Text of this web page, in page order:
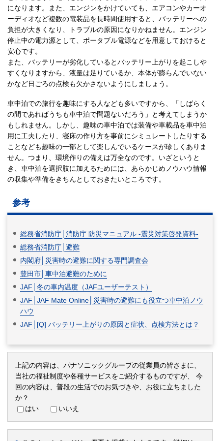
になります。また、エンジンをかけていても、エアコンやカーオ
ーディオなど複数の電装品を長時間使用すると、バッテリーへの
負担が大きくなり、トラブルの原因になりかねません。エンジン
停止中の電力源として、ポータブル電源などを用意しておけると
安心です。
また、バッテリーが劣化しているとバッテリー上がりを起こしや
すくなりますから、液量は足りているか、本体が膨らんでいない
かなど日ごろの点検も欠かさないようにしましょう。
車中泊での旅行を趣味にする人なども多いですから、「しばらく
の間であればうちも車中泊で問題ないだろう」と考えてしまうか
もしれません。しかし、趣味の車中泊では装備や車載品を車中泊
用に工夫したり、寝床の作り方を事前にシミュレートしたりする
ことなども趣味の一部として楽しんでいるケースが珍しくありま
せん。つまり、環境作りの備えは万全なのです。いざというと
き、車中泊を選択肢に加えるためには、あらかじめノウハウ情報
の収集や準備をきちんとしておきたいところです。
参考
総務省消防庁│消防庁 防災マニュアル -震災対策啓発資料-
総務省消防庁│避難
内閣府│災害時の避難に関する専門調査会
豊田市│車中泊避難のために
JAF│冬の車内温度（JAFユーザーテスト）
JAF│JAF Mate Online│災害時の避難にも役立つ車中泊ノウ
ハウ
JAF│[Q] バッテリー上がりの原因と症状、点検方法とは？
上記の内容は、パナソニックグループの従業員の皆さまに、
当社の福祉制度や各種サービスをご紹介するものですが、
今
回の内容は、普段の生活でのお気づきや、お役に立ちました
か？
はい
いいえ